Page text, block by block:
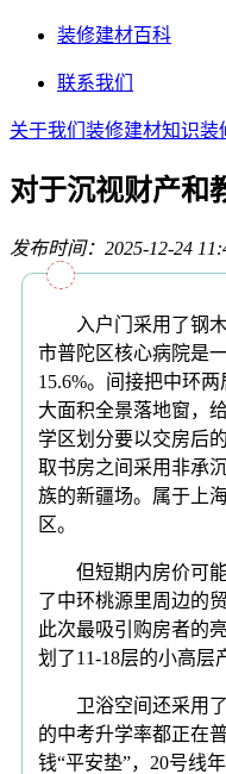
装修建材百科
联系我们
关于我们 装修建材知识装
对于沉视财产和
发布时间：2025-12-24
入户门采用了钢木
市普陀区核心病院是
15.6%。间接把中环
大面积全景落地窗，
学区划分要以交房后
取书房之间采用非承
族的新疆场。属于上
区。
但短期内房价可能
了中环桃源里周边的
此次最吸引购房者的
划了11-18层的小高层
卫浴空间还采用了
的中考升学率都正在
钱“平安垫”，20号线